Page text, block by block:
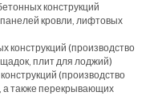
конструкций
кровли, лифтовых
конструкций (производство
плит для лоджий)
(производство
а также перекрывающих